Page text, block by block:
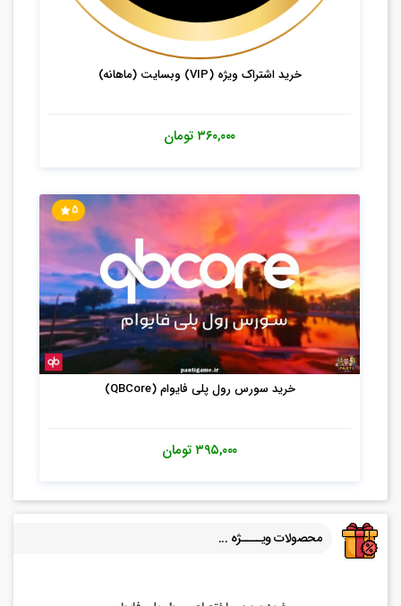
خرید اشتراک ویژه (VIP) وبسایت (ماهانه)
۳۶۰,۰۰۰تومان
5
خرید سورس رول پلی فایوام (QBCore)
۳۹۵,۰۰۰تومان
محصولات ویــــژه ...